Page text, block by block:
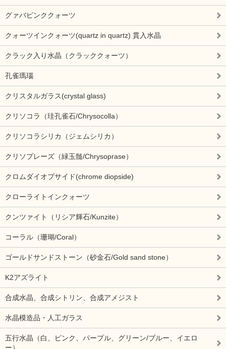
グァバピンククォーツ
クォーツインクォーツ(quartz in quartz) 貫入水晶
クラック入り水晶（クラッククォーツ）
孔雀瑪瑙
クリスタルガラス(crystal glass)
クリソコラ（珪孔雀石/Chrysocolla）
クリソコラシリカ（ジェムシリカ）
クリソプレーズ（緑玉髄/Chrysoprase）
クロムダイオプサイド(chrome diopside)
クローライトインクォーツ
クンツァイト（リシア輝石/Kunzite）
コーラル（珊瑚/Coral）
ゴールドサンドストーン（砂金石/Gold sand stone）
K2アズライト
合成水晶、合成シトリン、合成アメジスト
水晶模造品・人工ガラス
五行水晶（白、ピンク、パープル、グリーン/ブルー、イエロ
ー）